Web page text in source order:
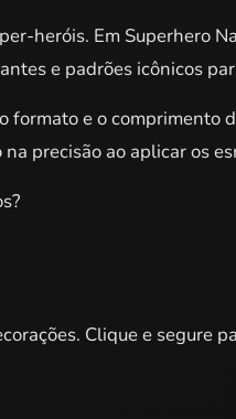
heróis. Em Superhero
e padrões icônicos
e o comprimento
precisão ao aplicar os
Clique e segure